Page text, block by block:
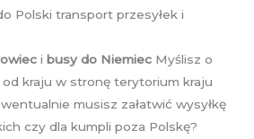
Polski transport przesyłek i
i busy do Niemiec Myślisz o
kraju w stronę terytorium kraju
musisz załatwić wysyłkę
czy dla kumpli poza Polskę?